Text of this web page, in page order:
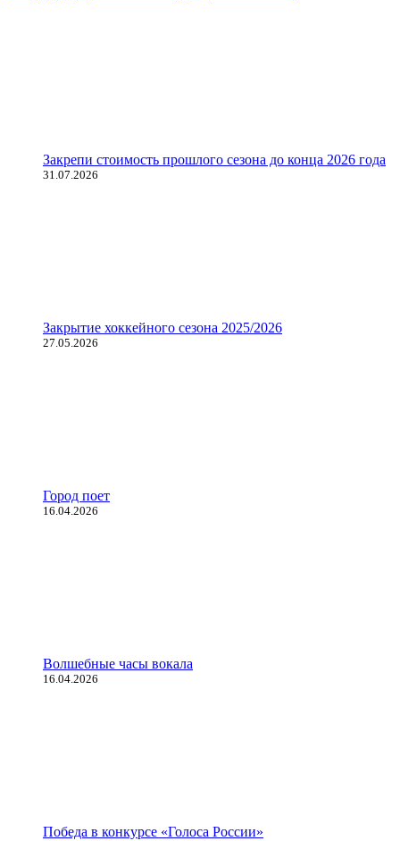
Закрепи стоимость прошлого сезона до конца 2026 года
31.07.2026
Закрытие хоккейного сезона 2025/2026
27.05.2026
Город поет
16.04.2026
Волшебные часы вокала
16.04.2026
Победа в конкурсе «Голоса России»